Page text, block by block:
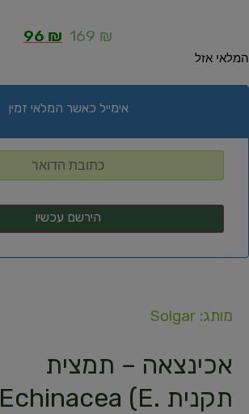
169 ₪
96 ₪
המלאי אזל
אימייל כאשר המלאי זמין
מותג: Solgar
אכינצאה – תמצית
תקנית Echinacea (E.